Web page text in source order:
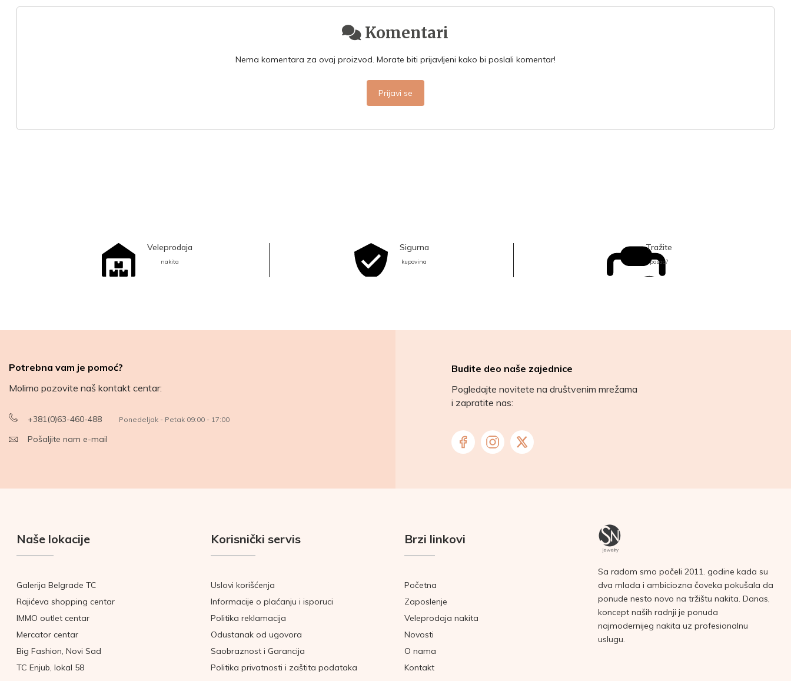
Komentari
Nema komentara za ovaj proizvod. Morate biti prijavljeni kako bi poslali komentar!
Prijavi se
Veleprodaja
nakita
Sigurna
kupovina
Tražite
posao?
Potrebna vam je pomoć?
Molimo pozovite naš kontakt centar:
+381(0)63-460-488 Ponedeljak - Petak 09:00 - 17:00
Pošaljite nam e-mail
Budite deo naše zajednice
Pogledajte novitete na društvenim mrežama
i zapratite nas:
Naše lokacije
Galerija Belgrade TC
Rajićeva shopping centar
IMMO outlet centar
Mercator centar
Big Fashion, Novi Sad
TC Enjub, lokal 58
Korisnički servis
Uslovi korišćenja
Informacije o plaćanju i isporuci
Politika reklamacija
Odustanak od ugovora
Saobraznost i Garancija
Politika privatnosti i zaštita podataka
Brzi linkovi
Početna
Zaposlenje
Veleprodaja nakita
Novosti
O nama
Kontakt
Sa radom smo počeli 2011. godine kada su
dva mlada i ambiciozna čoveka pokušala da
ponude nesto novo na tržištu nakita. Danas,
koncept naših radnji je ponuda
najmodernijeg nakita uz profesionalnu
uslugu.